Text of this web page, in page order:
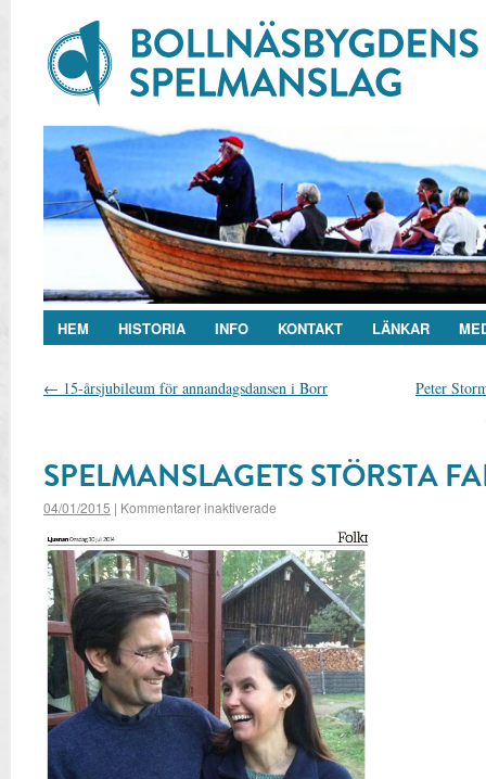
HEM HISTORIA INFO KONTAKT LÄNKAR
← 15-årsjubileum för annandagsdansen i Borr
Peter
SPELMANSLAGETS STÖRSTA
04/01/2015 | Kommentarer inaktiverade